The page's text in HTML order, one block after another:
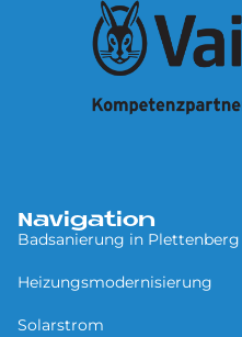
Navigation
Badsanierung in Plettenberg
Heizungsmodernisierung
Solarstrom